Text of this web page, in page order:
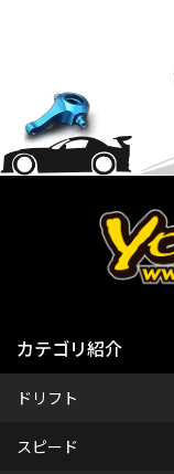
カテゴリ紹介
ドリフト
スピード